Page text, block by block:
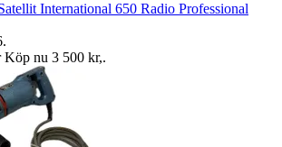
International 650 Radio Professional
.
Köp nu 3 500 kr,.